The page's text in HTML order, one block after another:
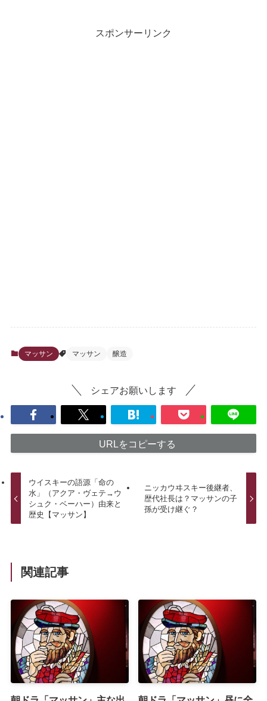
スポンサーリンク
マッサン マッサン 醸造
シェアお願いします
URLをコピーする
ウイスキーの語源「命の
水」（アクア・ヴェテ→ウ
シュク・ベーハー）由来と
歴史【マッサン】
ニッカウヰスキー後継者、
歴代社長は？マッサンの子
孫が受け継ぐ？
関連記事